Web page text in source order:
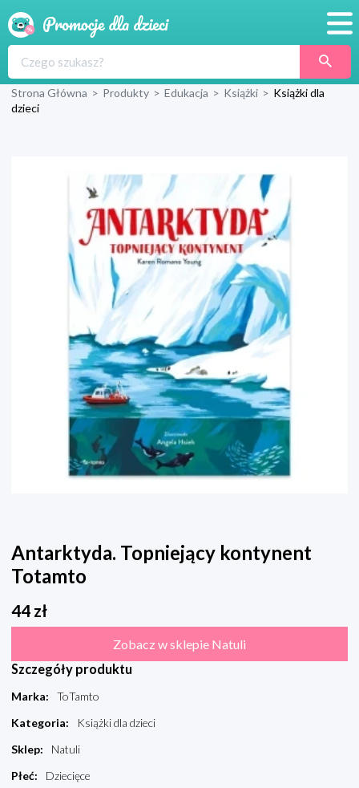
Produkty
Blog
Wyprawka
Strona Główna > Produkty > Edukacja > Książki > Książki dla
dzieci
Antarktyda. Topniejący kontynent
Totamto
44 zł
Zobacz w sklepie Natuli
Szczegóły produktu
Marka:
ToTamto
Kategoria:
Książki dla dzieci
Sklep:
Natuli
Płeć: Dziecięce